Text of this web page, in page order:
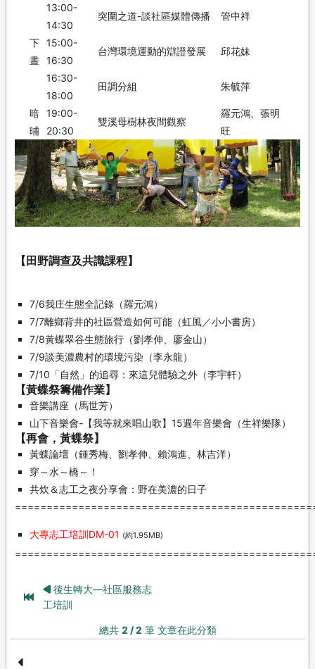
下
晝
13:00-
14:30
突圍之道-談社區媒體傳播 管中祥
15:00-
16:30
台灣環境運動的辯證發展 邱花妹
16:30-
18:00
田調分組 朱毓萍
暗
晡
19:00-
20:30
雙溪母樹林夜間觀察
羅元鴻、張明
旺
【田野調查及共識課程】
7/6我庄生態全記錄（羅元鴻）
7/7離鄉背井的社區營造如何可能（虹風／小小書房）
7/8黃蝶翠谷生態旅行（劉孝伸、廖金山）
7/9談美濃農村的環境污染（李永龍）
7/10「自然」的追尋：來這兒體驗之外（李宇軒）
【黃蝶祭籌備作業】
音樂講座（馬世芳）
山下音樂會-【我等就來唱山歌】15週年音樂會（生祥樂隊）
【再會，黃蝶祭】
黃蝶論壇（鍾秀梅、劉孝伸、賴鴻進、林吉洋）
穿～水～橋～！
共炊＆志工之夜分享會：野在美濃的日子
大專志工培訓DM-01 (約1.95MB)
後生轉大—社區服務志
工培訓
總共 2 / 2 筆 文章在此分類